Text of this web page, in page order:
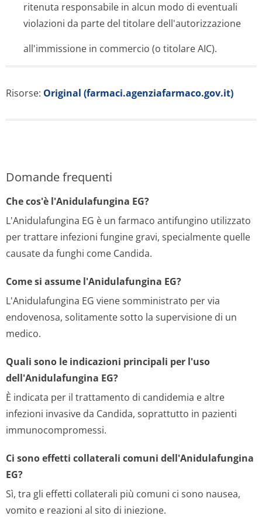
ritenuta responsabile in alcun modo di eventuali
violazioni da parte del titolare dell'autorizza­zione
all'immissione in commercio (o titolare AIC).
Risorse: Original (farmaci.agenziafarmaco.gov.it)
Domande frequenti
Che cos'è l'Anidulafungina EG?
L'Anidulafungina EG è un farmaco antifungino utilizzato
per trattare infezioni fungine gravi, specialmente quelle
causate da funghi come Candida.
Come si assume l'Anidulafungina EG?
L'Anidulafungina EG viene somministrato per via
endovenosa, solitamente sotto la supervisione di un
medico.
Quali sono le indicazioni principali per l'uso
dell'Anidulafungina EG?
È indicata per il trattamento di candidemia e altre
infezioni invasive da Candida, soprattutto in pazienti
immunocompromessi.
Ci sono effetti collaterali comuni dell'Anidulafungina
EG?
Sì, tra gli effetti collaterali più comuni ci sono nausea,
vomito e reazioni al sito di iniezione.